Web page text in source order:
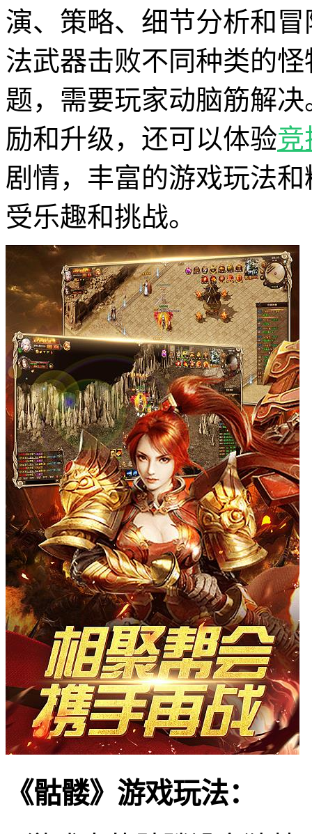
演、策略、细节分析和
法武器击败不同种类的
题，需要玩家动脑筋解
励和升级，还可以体验竞
剧情，丰富的游戏玩法
受乐趣和挑战。
《骷髅》游戏玩法：